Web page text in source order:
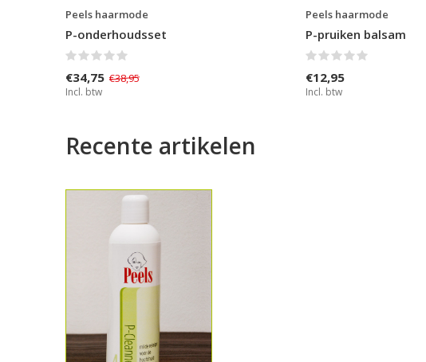
Peels haarmode
P-onderhoudsset
€34,75 €38,95
Incl. btw
Peels haarmode
P-pruiken balsam
€12,95
Incl. btw
Recente artikelen